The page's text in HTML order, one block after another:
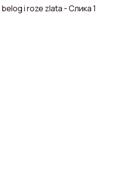
Prepoznatljiva kruta